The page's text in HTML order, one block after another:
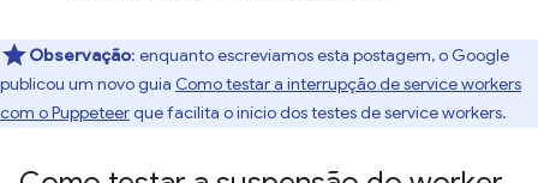
Observação: enquanto escrevíamos esta postagem, o Google
publicou um novo guia Como testar a interrupção de service workers
com o Puppeteerque facilita o início dos testes de service workers.